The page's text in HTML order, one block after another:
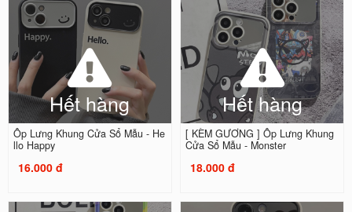
Hết hàng
Ốp Lưng Khung Cửa Sổ Mẫu - He
llo Happy
16.000 đ
Hết hàng
[ KÈM GƯƠNG ] Ốp Lưng Khung
Cửa Sổ Mẫu - Monster
18.000 đ